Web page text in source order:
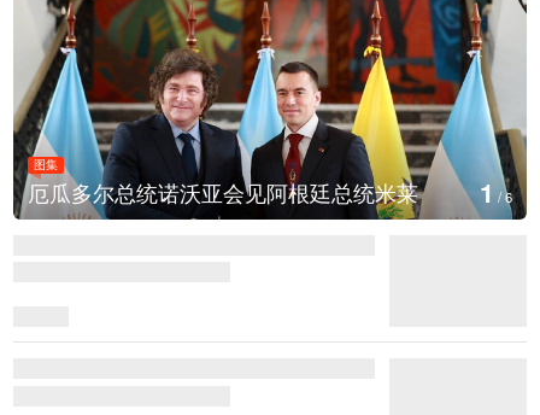
图集
美国斯波坎：野火烧毁700多所房屋 2/6